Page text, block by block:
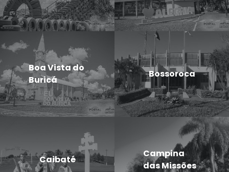
Boa Vista do
Buricá
Bossoroca
Caibaté
Campina
das Missões